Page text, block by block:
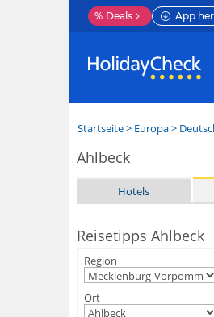
% Deals App
Startseite> Europa>
Ahlbeck
Hotels
Reisetipps Ahlbeck
Region
Ort